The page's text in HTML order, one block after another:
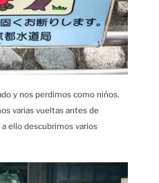
y nos perdimos como niños.
varias vueltas antes de
ello descubrimos varios